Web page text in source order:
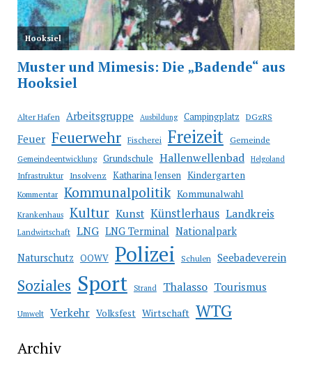
Alter Hafen Arbeitsgruppe Ausbildung Campingplatz DGzRS
Feuer Feuerwehr Fischerei Freizeit Gemeinde
Gemeindeentwicklung Grundschule Hallenwellenbad Helgoland
Infrastruktur Insolvenz Katharina Jensen Kindergarten
Kommentar Kommunalpolitik Kommunalwahl
Krankenhaus Kultur Kunst Künstlerhaus Landkreis
Landwirtschaft LNG LNG Terminal Nationalpark
Naturschutz OOWV Polizei Schulen Seebadeverein
Soziales Sport Strand Thalasso Tourismus
Umwelt Verkehr Volksfest Wirtschaft WTG
Archiv